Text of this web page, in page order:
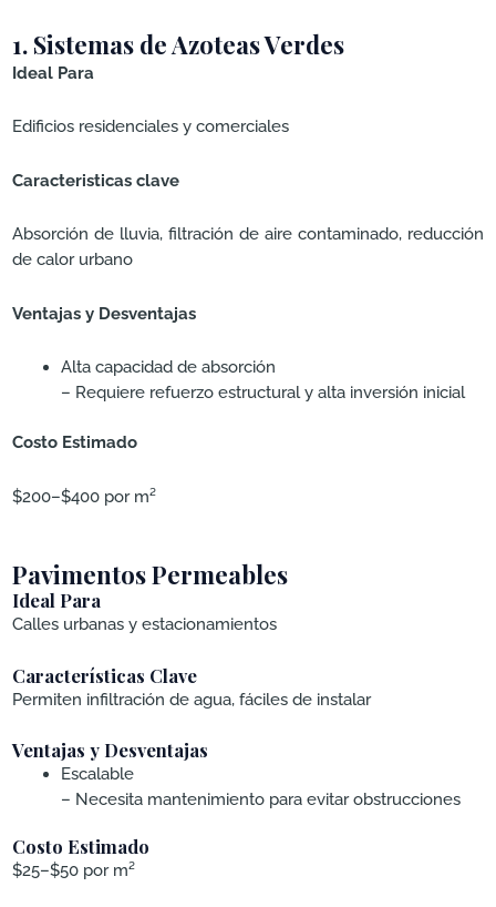
1. Sistemas de Azoteas Verdes
Ideal Para
Edificios residenciales y comerciales
Caracteristicas clave
Absorción de lluvia, filtración de aire contaminado, reducción
de calor urbano
Ventajas y Desventajas
Alta capacidad de absorción
– Requiere refuerzo estructural y alta inversión inicial
Costo Estimado
$200–$400 por m²
Pavimentos Permeables
Ideal Para
Calles urbanas y estacionamientos
Características Clave
Permiten infiltración de agua, fáciles de instalar
Ventajas y Desventajas
Escalable
– Necesita mantenimiento para evitar obstrucciones
Costo Estimado
$25–$50 por m²